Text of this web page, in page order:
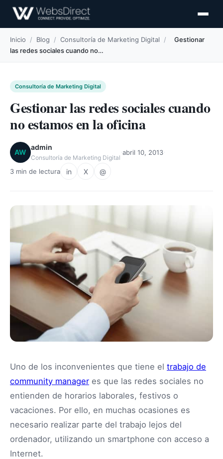
Inicio / Blog / Consultoría de Marketing Digital /
Gestionar
las redes sociales cuando no…
Consultoría de Marketing Digital
Gestionar las redes sociales cuando
no estamos en la oficina
AW
admin
Consultoría de Marketing Digital
abril 10, 2013
3 min de lectura in X @
Uno de los inconvenientes que tiene el trabajo de
community manager es que las redes sociales no
entienden de horarios laborales, festivos o
vacaciones. Por ello, en muchas ocasiones es
necesario realizar parte del trabajo lejos del
ordenador, utilizando un smartphone con acceso a
Internet.